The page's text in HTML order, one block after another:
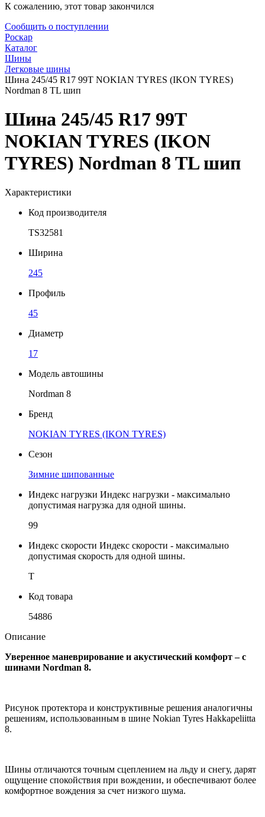
К сожалению, этот товар закончился
Сообщить о поступлении
Роскар
Каталог
Шины
Легковые шины
Шина 245/45 R17 99T NOKIAN TYRES (IKON TYRES)
Nordman 8 TL шип
Шина 245/45 R17 99T
NOKIAN TYRES (IKON
TYRES) Nordman 8 TL шип
Характеристики
Код производителя
TS32581
Ширина
245
Профиль
45
Диаметр
17
Модель автошины
Nordman 8
Бренд
NOKIAN TYRES (IKON TYRES)
Сезон
Зимние шипованные
Индекс нагрузки Индекс нагрузки - максимально
допустимая нагрузка для одной шины.
99
Индекс скорости Индекс скорости - максимально
допустимая скорость для одной шины.
T
Код товара
54886
Описание
Уверенное маневрирование и акустический комфорт – с
шинами Nordman 8.
Рисунок протектора и конструктивные решения аналогичны
решениям, использованным в шине Nokian Tyres Hakkapeliitta
8.
Шины отличаются точным сцеплением на льду и снегу, дарят
ощущение спокойствия при вождении, и обеспечивают более
комфортное вождения за счет низкого шума.